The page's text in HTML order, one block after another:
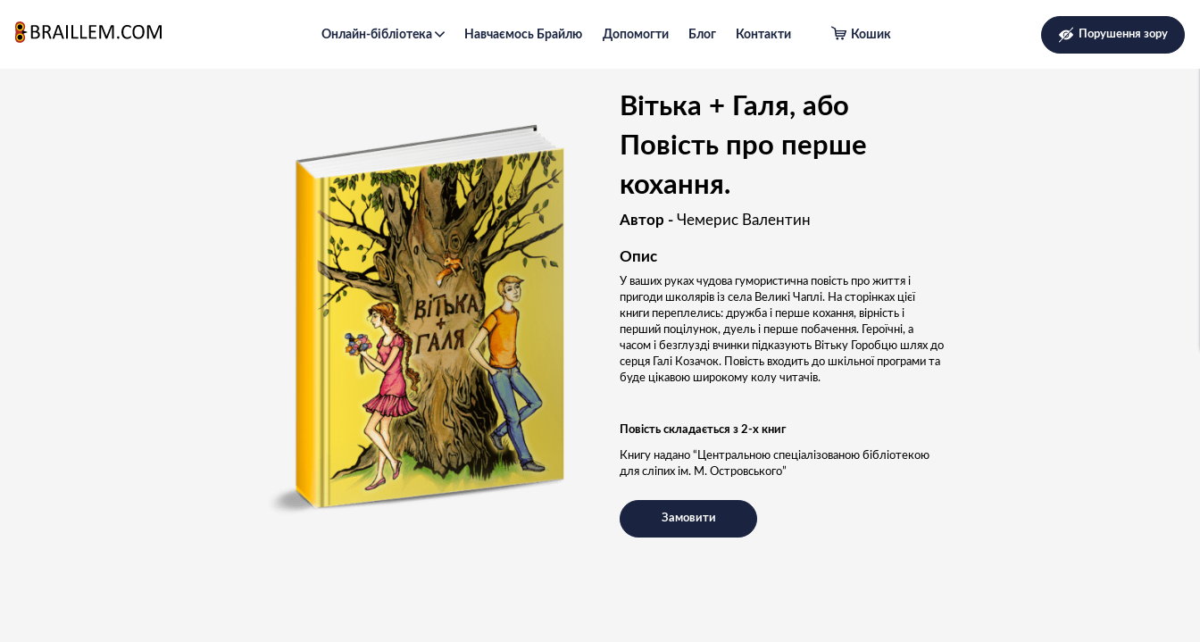
Онлайн-бібліотека Навчаємось Брайлю Допомогти Блог Контакти Кошик
Порушення зору
Вітька + Галя, або
Повість про перше
кохання.
Автор -Чемерис Валентин
Опис
У ваших руках чудова гумористична повість про життя і
пригоди школярів із села Великі Чаплі. На сторінках цієї
книги переплелись: дружба і перше кохання, вірність і
перший поцілунок, дуель і перше побачення. Героїчні, а
часом і безглузді вчинки підказують Вітьку Горобцю шлях до
серця Галі Козачок. Повість входить до шкільної програми та
буде цікавою широкому колу читачів.
Повість складається з 2-х книг
Книгу надано “Центральною спеціалізованою бібліотекою
для сліпих ім. М. Островського”
Замовити